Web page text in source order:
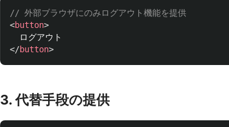
// 外部ブラウザにのみログアウト機能を提供
<button>
</button>
3. 代替手段の提供